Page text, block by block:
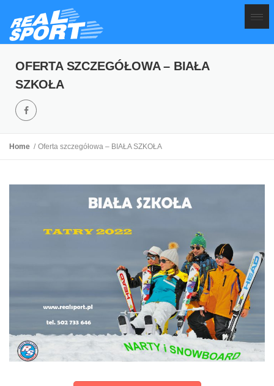
OFERTA SZCZEGÓŁOWA – BIAŁA
SZKOŁA
Home Oferta szczegółowa – BIAŁA SZKOŁA